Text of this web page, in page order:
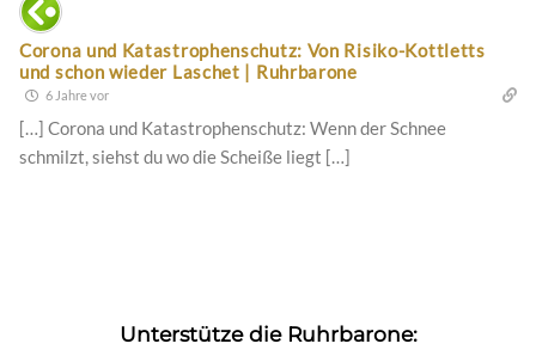
Corona und Katastrophenschutz: Von Risiko-Kottletts
und schon wieder Laschet | Ruhrbarone
6 Jahre vor
[…] Corona und Katastrophenschutz: Wenn der Schnee
schmilzt, siehst du wo die Scheiße liegt […]
Unterstütze die Ruhrbarone: